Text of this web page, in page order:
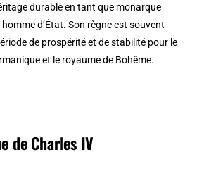
durable en tant que monarque
d’État. Son règne est souvent
de prospérité et de stabilité pour le
et le royaume de Bohême.
de Charles IV